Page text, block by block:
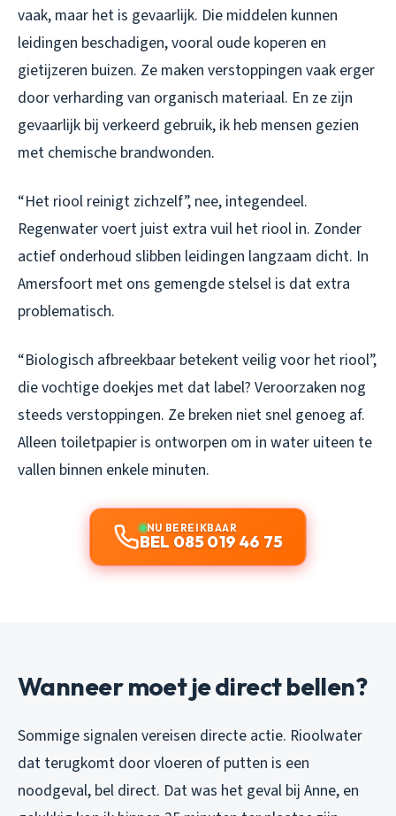
vaak, maar het is gevaarlijk. Die middelen kunnen
leidingen beschadigen, vooral oude koperen en
gietijzeren buizen. Ze maken verstoppingen vaak erger
door verharding van organisch materiaal. En ze zijn
gevaarlijk bij verkeerd gebruik, ik heb mensen gezien
met chemische brandwonden.
“Het riool reinigt zichzelf”, nee, integendeel.
Regenwater voert juist extra vuil het riool in. Zonder
actief onderhoud slibben leidingen langzaam dicht. In
Amersfoort met ons gemengde stelsel is dat extra
problematisch.
“Biologisch afbreekbaar betekent veilig voor het riool”,
die vochtige doekjes met dat label? Veroorzaken nog
steeds verstoppingen. Ze breken niet snel genoeg af.
Alleen toiletpapier is ontworpen om in water uiteen te
vallen binnen enkele minuten.
NU BEREIKBAAR
BEL 085 019 46 75
Wanneer moet je direct bellen?
Sommige signalen vereisen directe actie. Rioolwater
dat terugkomt door vloeren of putten is een
noodgeval, bel direct. Dat was het geval bij Anne, en